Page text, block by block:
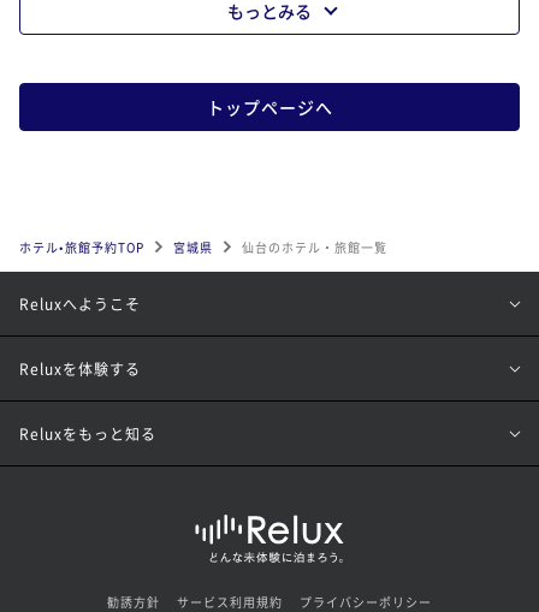
もっとみる
トップページへ
ホテル•旅館予約TOP 宮城県 仙台のホテル・旅館一覧
Reluxへようこそ
Reluxを体験する
Reluxをもっと知る
勧誘方針 サービス利用規約 プライバシーポリシー